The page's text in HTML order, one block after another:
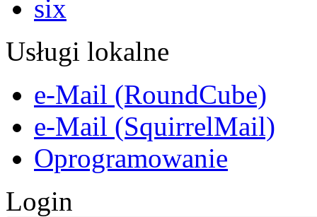
Usługi lokalne
e-Mail (RoundCube)
e-Mail (SquirrelMail)
Oprogramowanie
Login